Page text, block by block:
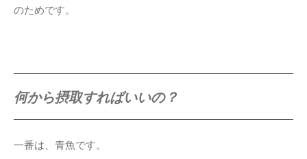
のためです。
何から摂取すればいいの？
一番は、青魚です。